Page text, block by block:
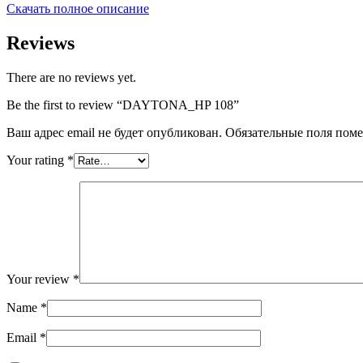
Скачать полное описание
Reviews
There are no reviews yet.
Be the first to review “DAYTONA_HP 108”
Ваш адрес email не будет опубликован. Обязательные поля
Your rating *
Your review *
Name *
Email *